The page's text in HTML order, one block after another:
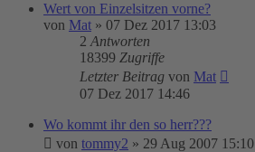
Wert von Einzelsitzen vorne?
von Mat » 07 Dez 2017 13:03
2 Antworten
18399 Zugriffe
Letzter Beitrag von Mat
07 Dez 2017 14:46
Wo kommt ihr den so herr???
von tommy2 » 29 Aug 2007 15:10